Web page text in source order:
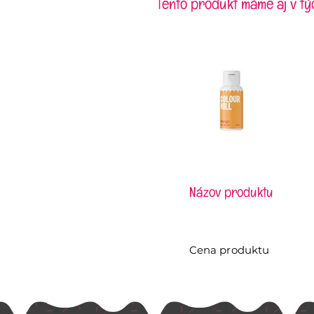
Tento produkt máme aj v
Názov produktu
Cena produktu